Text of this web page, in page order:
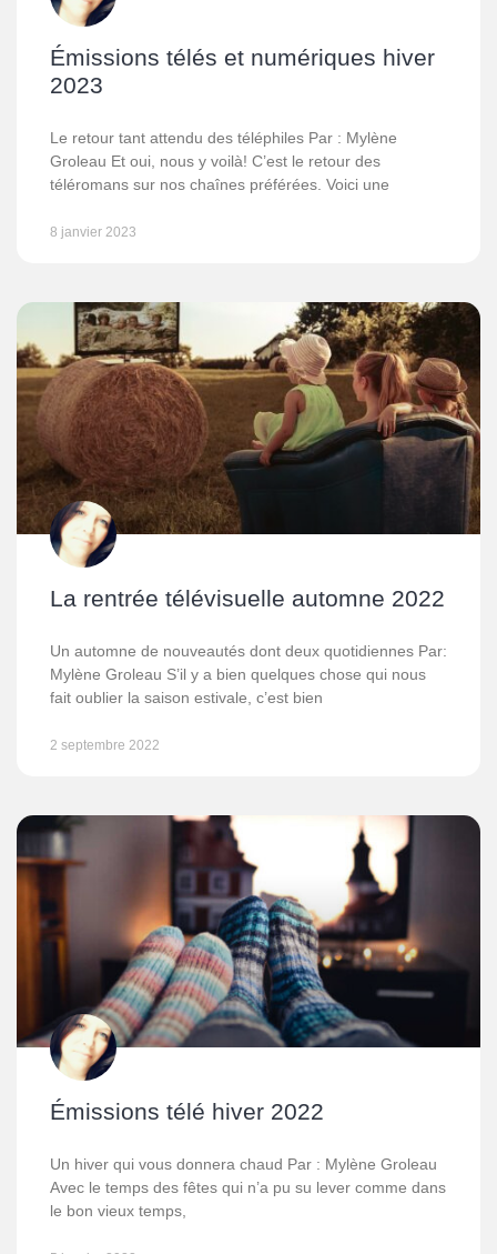
Émissions télés et numériques hiver
2023
Le retour tant attendu des téléphiles Par : Mylène
Groleau Et oui, nous y voilà! C’est le retour des
téléromans sur nos chaînes préférées. Voici une
8 janvier 2023
La rentrée télévisuelle automne 2022
Un automne de nouveautés dont deux quotidiennes Par:
Mylène Groleau S’il y a bien quelques chose qui nous
fait oublier la saison estivale, c’est bien
2 septembre 2022
Émissions télé hiver 2022
Un hiver qui vous donnera chaud Par : Mylène Groleau
Avec le temps des fêtes qui n’a pu su lever comme dans
le bon vieux temps,